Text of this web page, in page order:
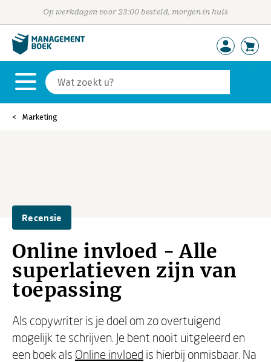
Op werkdagen voor 23:00 besteld, morgen in huis
Marketing
Recensie
Online invloed - Alle
superlatieven zijn van
toepassing
Als copywriter is je doel om zo overtuigend
mogelijk te schrijven. Je bent nooit uitgeleerd en
een boek als Online invloed is hierbij onmisbaar. Na